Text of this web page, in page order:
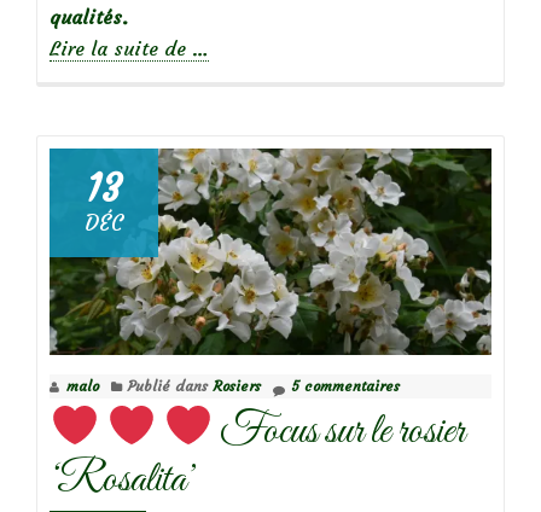
qualités.
Lire la suite de à
Focus
sur
le
rosier
Trésor
de
…
13
DÉC
malo Publié dans Rosiers 5 commentaires
Focus sur le rosier
‘Rosalita’